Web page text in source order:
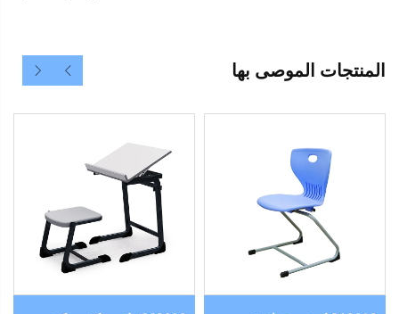
المنتجات الموصى بها